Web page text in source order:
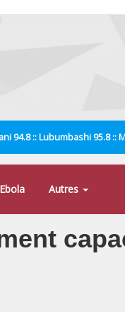
94.8 :: Lubumbashi 95.8
Autres